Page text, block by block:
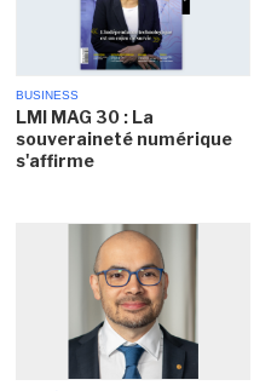
BUSINESS
LMI MAG 30 : La
souveraineté numérique
s'affirme